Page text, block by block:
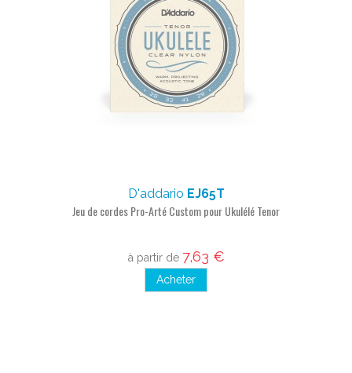
D'addario EJ65T
Jeu de cordes Pro-Arté Custom pour Ukulélé Tenor
à partir de 7,63 €
Acheter